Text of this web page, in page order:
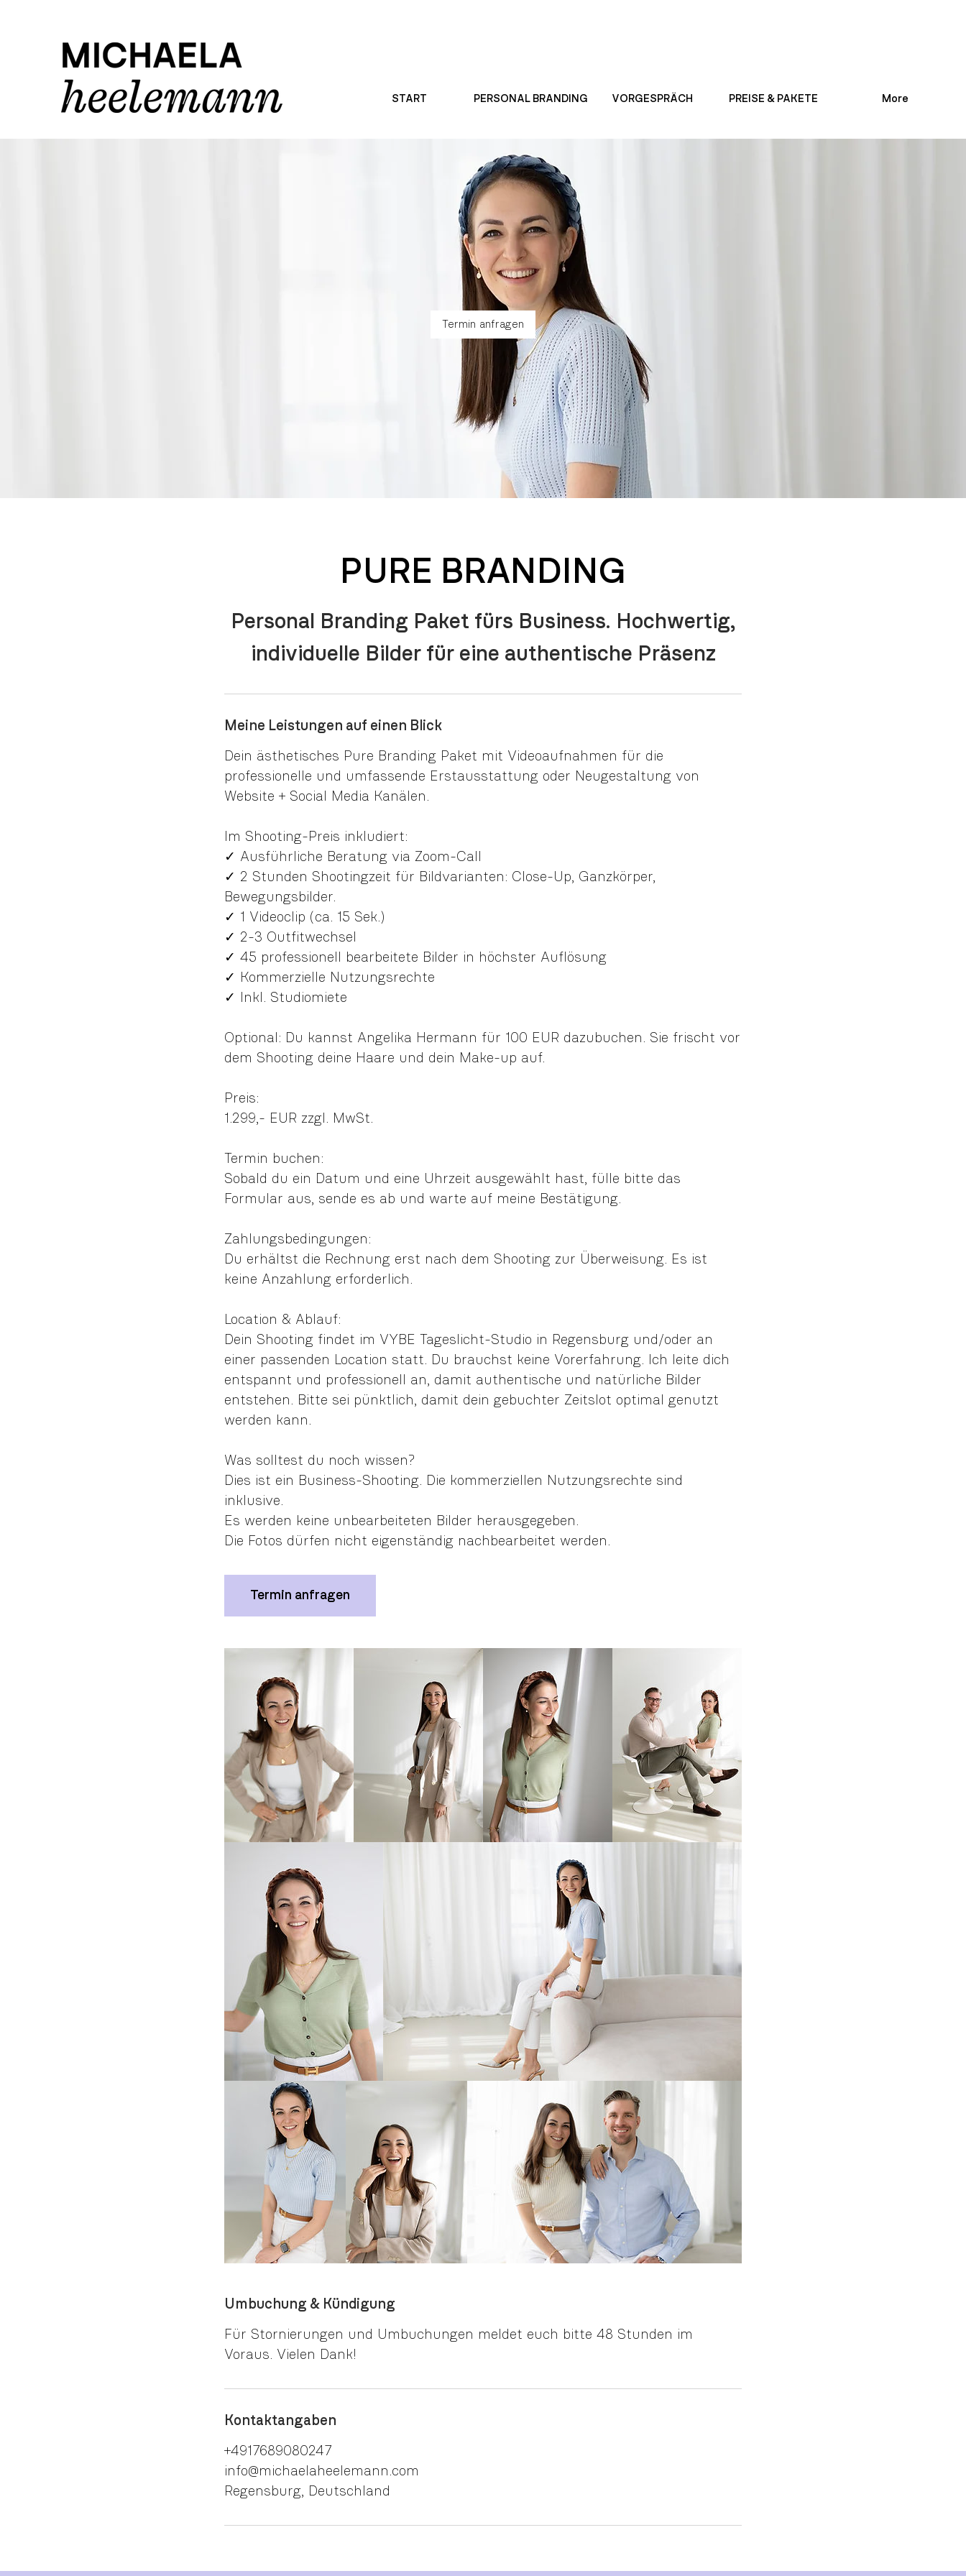
START PERSONAL BRANDING VORGESPRÄCH PREISE & PAKETE More
Termin anfragen
PURE BRANDING
Personal Branding Paket fürs Business. Hochwertig,
individuelle Bilder für eine authentische Präsenz
Meine Leistungen auf einen Blick
Dein ästhetisches Pure Branding Paket mit Videoaufnahmen für die
professionelle und umfassende Erstausstattung oder Neugestaltung von
Website + Social Media Kanälen.
Im Shooting-Preis inkludiert:
✓ Ausführliche Beratung via Zoom-Call
✓ 2 Stunden Shootingzeit für Bildvarianten: Close-Up, Ganzkörper,
Bewegungsbilder.
✓ 1 Videoclip (ca. 15 Sek.)
✓ 2-3 Outfitwechsel
✓ 45 professionell bearbeitete Bilder in höchster Auflösung
✓ Kommerzielle Nutzungsrechte
✓ Inkl. Studiomiete
Optional: Du kannst Angelika Hermann für 100 EUR dazubuchen. Sie frischt vor
dem Shooting deine Haare und dein Make-up auf.
Preis:
1.299,- EUR zzgl. MwSt.
Termin buchen:
Sobald du ein Datum und eine Uhrzeit ausgewählt hast, fülle bitte das
Formular aus, sende es ab und warte auf meine Bestätigung.
Zahlungsbedingungen:
Du erhältst die Rechnung erst nach dem Shooting zur Überweisung. Es ist
keine Anzahlung erforderlich.
Location & Ablauf:
Dein Shooting findet im VYBE Tageslicht-Studio in Regensburg und/oder an
einer passenden Location statt. Du brauchst keine Vorerfahrung. Ich leite dich
entspannt und professionell an, damit authentische und natürliche Bilder
entstehen. Bitte sei pünktlich, damit dein gebuchter Zeitslot optimal genutzt
werden kann.
Was solltest du noch wissen?
Dies ist ein Business-Shooting. Die kommerziellen Nutzungsrechte sind
inklusive.
Es werden keine unbearbeiteten Bilder herausgegeben.
Die Fotos dürfen nicht eigenständig nachbearbeitet werden.
Termin anfragen
Umbuchung & Kündigung
Für Stornierungen und Umbuchungen meldet euch bitte 48 Stunden im
Voraus. Vielen Dank!
Kontaktangaben
+4917689080247
info@michaelaheelemann.com
Regensburg, Deutschland